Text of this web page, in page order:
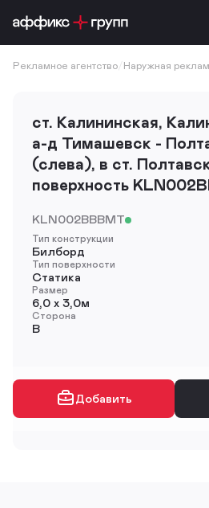
Рекламное агентство Наружная
ст. Калининская,
а-д Тимашевск -
(слева), в ст.
поверхность
KLN002BBBMT
Тип конструкции
Билборд
Тип поверхности
Статика
Размер
6,0 х 3,0м
Сторона
B
Добавить